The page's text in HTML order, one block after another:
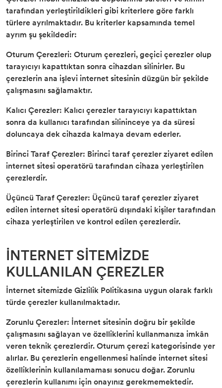
tarafından yerleştirildikleri gibi kriterlere göre farklı
türlere ayrılmaktadır. Bu kriterler kapsamında temel
ayrım şu şekildedir:
Oturum Çerezleri: Oturum çerezleri, geçici çerezler olup
tarayıcıyı kapattıktan sonra cihazdan silinirler. Bu
çerezlerin ana işlevi internet sitesinin düzgün bir şekilde
çalışmasını sağlamaktır.
Kalıcı Çerezler: Kalıcı çerezler tarayıcıyı kapattıktan
sonra da kullanıcı tarafından silininceye ya da süresi
doluncaya dek cihazda kalmaya devam ederler.
Birinci Taraf Çerezler: Birinci taraf çerezler ziyaret edilen
internet sitesi operatörü tarafından cihaza yerleştirilen
çerezlerdir.
Üçüncü Taraf Çerezler: Üçüncü taraf çerezler ziyaret
edilen internet sitesi operatörü dışındaki kişiler tarafından
cihaza yerleştirilen ve kontrol edilen çerezlerdir.
İNTERNET SİTEMİZDE
KULLANILAN ÇEREZLER
İnternet sitemizde Gizlilik Politikasına uygun olarak farklı
türde çerezler kullanılmaktadır.
Zorunlu Çerezler: İnternet sitesinin doğru bir şekilde
çalışmasını sağlayan ve özelliklerini kullanmanıza imkân
veren teknik çerezlerdir. Oturum çerezi kategorisinde yer
alırlar. Bu çerezlerin engellenmesi halinde internet sitesi
özelliklerinin kullanılamaması sonucu doğar. Zorunlu
çerezlerin kullanımı için onayınız gerekmemektedir.